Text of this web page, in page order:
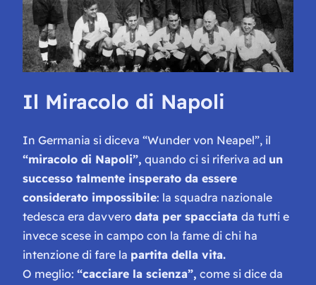
Il Miracolo di Napoli
In Germania si diceva “Wunder von Neapel”, il
“miracolo di Napoli”, quando ci si riferiva ad un
successo talmente insperato da essere
considerato impossibile: la squadra nazionale
tedesca era davvero data per spacciata da tutti e
invece scese in campo con la fame di chi ha
intenzione di fare la partita della vita.
O meglio: “cacciare la scienza”, come si dice da